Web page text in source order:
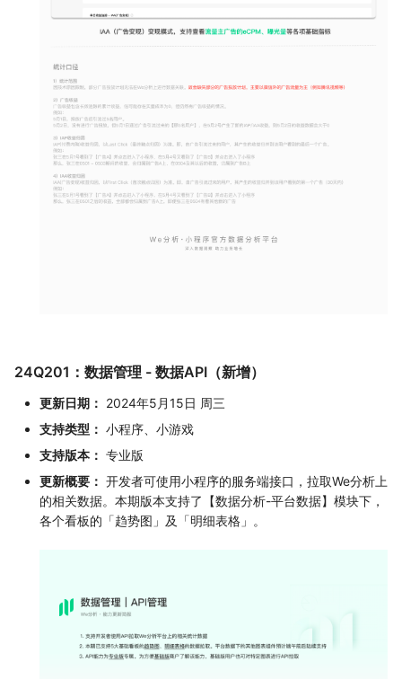
24Q201：数据管理 - 数据API（新增）
更新日期： 2024年5月15日 周三
支持类型： 小程序、小游戏
支持版本： 专业版
更新概要： 开发者可使用小程序的服务端接口，拉取We分析上
的相关数据。本期版本支持了【数据分析-平台数据】模块下，
各个看板的「趋势图」及「明细表格」。